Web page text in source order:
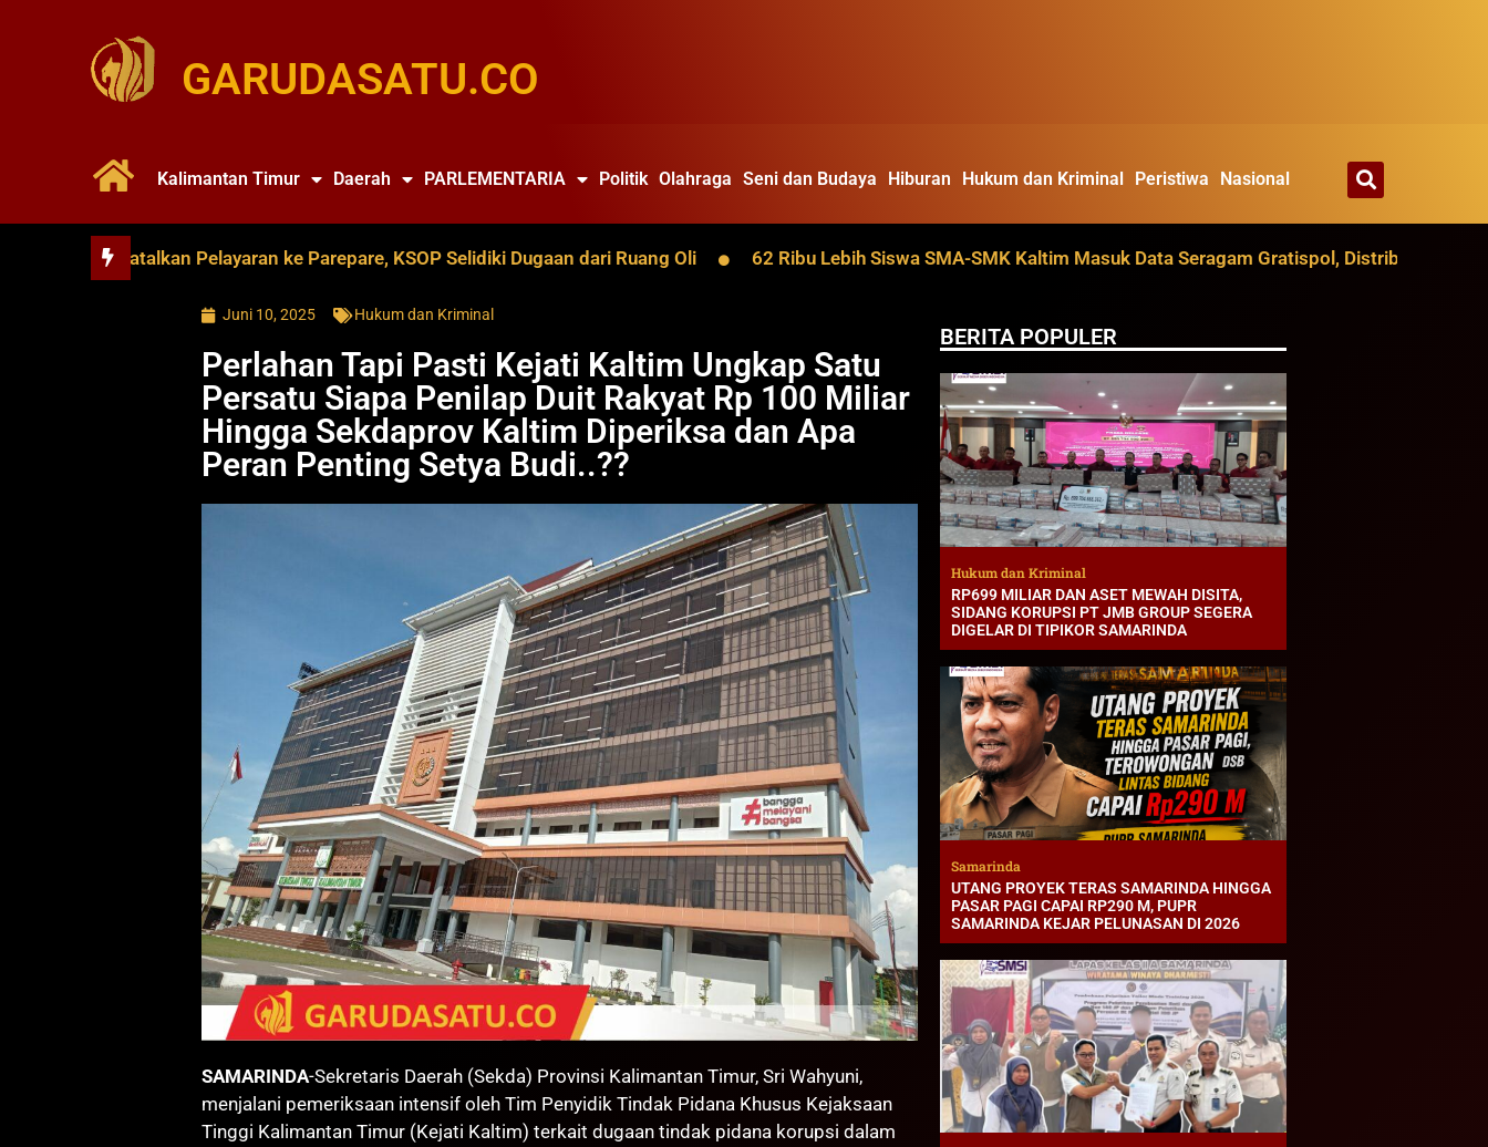
GARUDASATU.CO
Kalimantan Timur Daerah PARLEMENTARIA Politik Olahraga Seni dan Budaya Hiburan Hukum dan Kriminal Peristiwa Nasional
Soya Batalkan Pelayaran ke Parepare, KSOP Selidiki Dugaan dari Ruang Oli 62 Ribu Lebih Siswa SMA-SMK Kaltim Masuk Data Seragam Gratispol, Distribusi Ditarget
Juni 10, 2025 Hukum dan Kriminal
Perlahan Tapi Pasti Kejati Kaltim Ungkap Satu
Persatu Siapa Penilap Duit Rakyat Rp 100 Miliar
Hingga Sekdaprov Kaltim Diperiksa dan Apa
Peran Penting Setya Budi..??
SAMARINDA-Sekretaris Daerah (Sekda) Provinsi Kalimantan Timur, Sri Wahyuni,
menjalani pemeriksaan intensif oleh Tim Penyidik Tindak Pidana Khusus Kejaksaan
Tinggi Kalimantan Timur (Kejati Kaltim) terkait dugaan tindak pidana korupsi dalam
BERITA POPULER
Hukum dan Kriminal
RP699 MILIAR DAN ASET MEWAH DISITA,
SIDANG KORUPSI PT JMB GROUP SEGERA
DIGELAR DI TIPIKOR SAMARINDA
Samarinda
UTANG PROYEK TERAS SAMARINDA HINGGA
PASAR PAGI CAPAI RP290 M, PUPR
SAMARINDA KEJAR PELUNASAN DI 2026